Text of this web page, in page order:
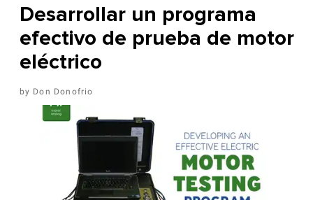
Desarrollar un programa
efectivo de prueba de motor
eléctrico
Don Donofrio